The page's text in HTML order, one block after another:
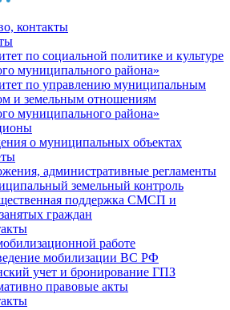
контакты
по социальной политике и культуре
муниципального района»
по управлению муниципальным
и земельным отношениям
муниципального района»
о муниципальных объектах
административные регламенты
земельный контроль
поддержка СМСП и
граждан
работе
мобилизации ВС РФ
учет и бронирование ГПЗ
правовые акты